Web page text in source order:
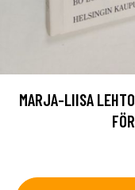
MARJA-LIISA